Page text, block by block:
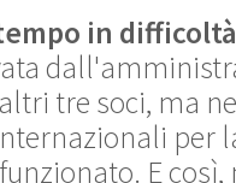
in
tre soci, ma
per
E così,